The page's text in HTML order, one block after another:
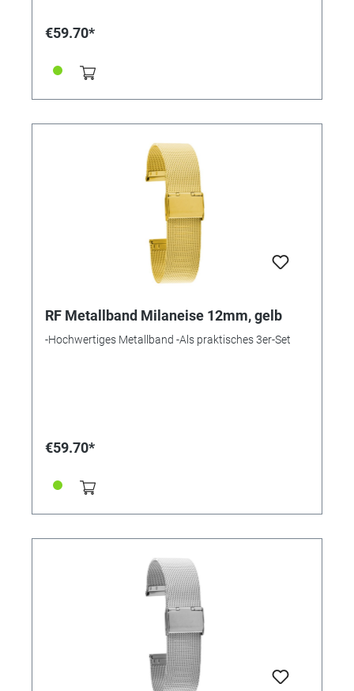
€59.70*
RF Metallband Milaneise 12mm, gelb
-Hochwertiges Metallband -Als praktisches 3er-Set
€59.70*